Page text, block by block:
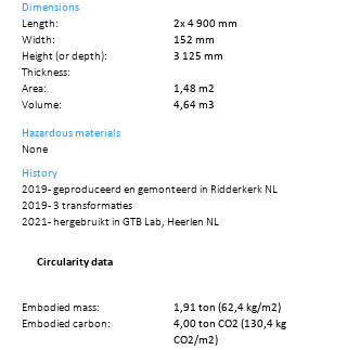
Dimensions
Length:
2x 4 900 mm
Width:
152 mm
Height (or depth):
3 125 mm
Thickness:
Area:
1,48 m2
Volume:
4,64 m3
Hazardous materials
None
History
2019 - geproduceerd en gemonteerd in Ridderkerk NL
2019 - 3 transformaties
2021 - hergebruikt in GTB Lab, Heerlen NL
Circularity data
Embodied mass:
1,91 ton (62,4 kg/m2)
Embodied carbon:
4,00 ton CO2 (130,4 kg
CO2/m2)